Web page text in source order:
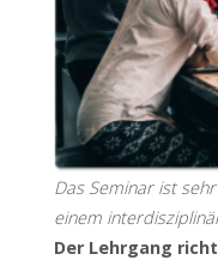
Das Seminar ist
einem
Der Lehrgang